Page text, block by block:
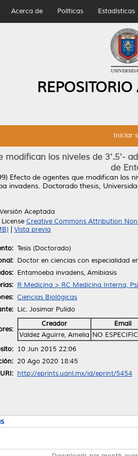
Acerca de Políticas Estadísticas
Iniciar
modifican los niveles de 3'.5'-
de
Efecto de agentes que modifican los
invadens. Doctorado thesis,
Aceptada
Creative Commons Attribution
Vista previa
Tesis (Doctorado)
Doctor en ciencias con especialidad
Entamoeba invadens, Amibiasis
R Medicina > RC Medicina Interna,
Ciencias Biológicas
Lic. Josimar Pulido
Creador
Email
Valdez Aguirre, Amelia NO
10 Jun 2015 22:06
20 Ago 2020 18:45
URI: http://eprints.uanl.mx/id/eprint/5454